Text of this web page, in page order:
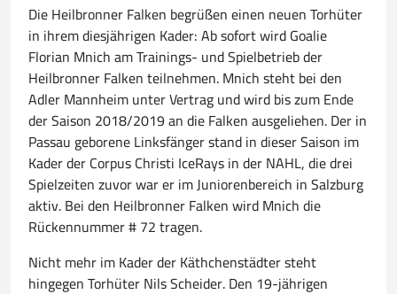
Die Heilbronner Falken begrüßen einen neuen Torhüter
in ihrem diesjährigen Kader: Ab sofort wird Goalie
Florian Mnich am Trainings- und Spielbetrieb der
Heilbronner Falken teilnehmen. Mnich steht bei den
Adler Mannheim unter Vertrag und wird bis zum Ende
der Saison 2018/2019 an die Falken ausgeliehen. Der in
Passau geborene Linksfänger stand in dieser Saison im
Kader der Corpus Christi IceRays in der NAHL, die drei
Spielzeiten zuvor war er im Juniorenbereich in Salzburg
aktiv. Bei den Heilbronner Falken wird Mnich die
Rückennummer # 72 tragen.
Nicht mehr im Kader der Käthchenstädter steht
hingegen Torhüter Nils Scheider. Den 19-jährigen